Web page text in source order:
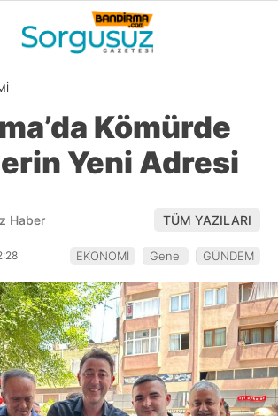
WhatsApp İhbar
Hattı
29.4
BALIKESIR
VİDEO YAZARLAR
Kömürde
Yeni Adresi
Haber TÜM YAZILARI
EKONOMİ Genel GÜNDEM